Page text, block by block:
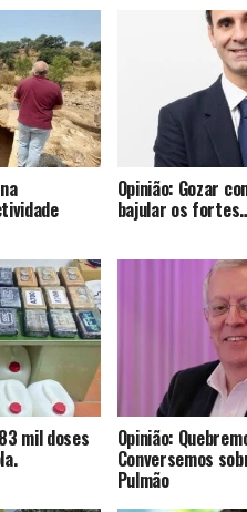
Opinião: Gozar
bajular os
mil doses Opinião:
Conversemos
Pulmão